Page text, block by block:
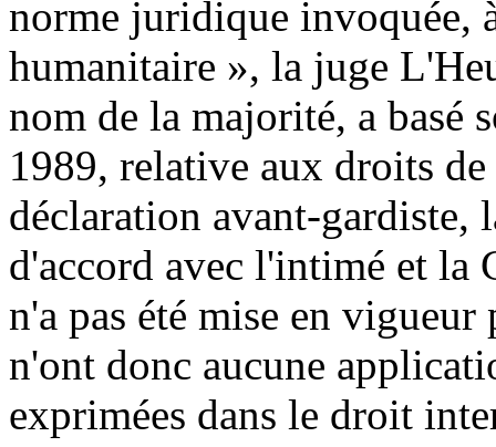
norme juridique invoquée,
humanitaire », la juge
nom de la majorité, a basé
1989, relative aux droits
déclaration avant-gardiste,
d'accord avec l'intimé et la
n'a pas été mise en
n'ont donc aucune
exprimées dans le droit